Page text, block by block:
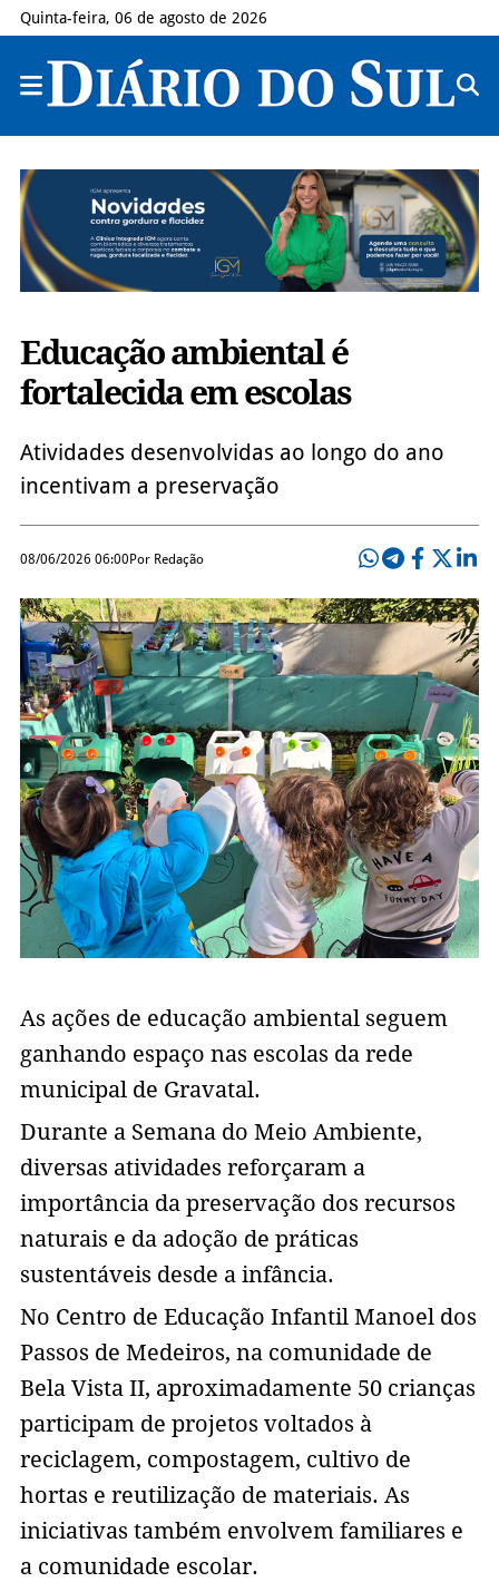
Quinta-feira, 06 de agosto de 2026
Educação ambiental é
fortalecida em escolas
Atividades desenvolvidas ao longo do ano
incentivam a preservação
08/06/2026 06:00Por Redação
As ações de educação ambiental seguem
ganhando espaço nas escolas da rede
municipal de Gravatal.
Durante a Semana do Meio Ambiente,
diversas atividades reforçaram a
importância da preservação dos recursos
naturais e da adoção de práticas
sustentáveis desde a infância.
No Centro de Educação Infantil Manoel dos
Passos de Medeiros, na comunidade de
Bela Vista II, aproximadamente 50 crianças
participam de projetos voltados à
reciclagem, compostagem, cultivo de
hortas e reutilização de materiais. As
iniciativas também envolvem familiares e
a comunidade escolar.